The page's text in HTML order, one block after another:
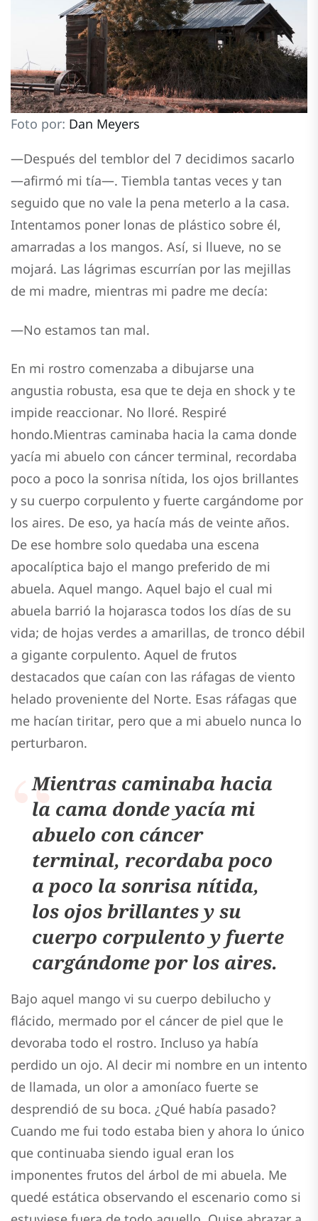
Foto por: Dan Meyers
—Después del temblor del 7 decidimos sacarlo
—afirmó mi tía—. Tiembla tantas veces y tan
seguido que no vale la pena meterlo a la casa.
Intentamos poner lonas de plástico sobre él,
amarradas a los mangos. Así, si llueve, no se
mojará. Las lágrimas escurrían por las mejillas
de mi madre, mientras mi padre me decía:
—No estamos tan mal.
En mi rostro comenzaba a dibujarse una
angustia robusta, esa que te deja en shock y te
impide reaccionar. No lloré. Respiré
hondo.Mientras caminaba hacia la cama donde
yacía mi abuelo con cáncer terminal, recordaba
poco a poco la sonrisa nítida, los ojos brillantes
y su cuerpo corpulento y fuerte cargándome por
los aires. De eso, ya hacía más de veinte años.
De ese hombre solo quedaba una escena
apocalíptica bajo el mango preferido de mi
abuela. Aquel mango. Aquel bajo el cual mi
abuela barrió la hojarasca todos los días de su
vida; de hojas verdes a amarillas, de tronco débil
a gigante corpulento. Aquel de frutos
destacados que caían con las ráfagas de viento
helado proveniente del Norte. Esas ráfagas que
me hacían tiritar, pero que a mi abuelo nunca lo
perturbaron.
Mientras caminaba hacia
la cama donde yacía mi
abuelo con cáncer
terminal, recordaba poco
a poco la sonrisa nítida,
los ojos brillantes y su
cuerpo corpulento y fuerte
cargándome por los aires.
Bajo aquel mango vi su cuerpo debilucho y
flácido, mermado por el cáncer de piel que le
devoraba todo el rostro. Incluso ya había
perdido un ojo. Al decir mi nombre en un intento
de llamada, un olor a amoníaco fuerte se
desprendió de su boca. ¿Qué había pasado?
Cuando me fui todo estaba bien y ahora lo único
que continuaba siendo igual eran los
imponentes frutos del árbol de mi abuela. Me
quedé estática observando el escenario como si